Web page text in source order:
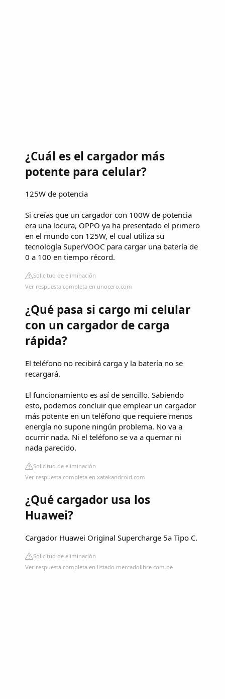
¿Cuál es el cargador más
potente para celular?
125W de potencia
Si creías que un cargador con 100W de potencia
era una locura, OPPO ya ha presentado el primero
en el mundo con 125W, el cual utiliza su
tecnología SuperVOOC para cargar una batería de
0 a 100 en tiempo récord.
Solicitud de eliminación
Ver respuesta completa en unocero.com
¿Qué pasa si cargo mi celular
con un cargador de carga
rápida?
El teléfono no recibirá carga y la batería no se
recargará.
El funcionamiento es así de sencillo. Sabiendo
esto, podemos concluir que emplear un cargador
más potente en un teléfono que requiere menos
energía no supone ningún problema. No va a
ocurrir nada. Ni el teléfono se va a quemar ni
nada parecido.
Solicitud de eliminación
Ver respuesta completa en xatakandroid.com
¿Qué cargador usa los
Huawei?
Cargador Huawei Original Supercharge 5a Tipo C.
Solicitud de eliminación
Ver respuesta completa en listado.mercadolibre.com.pe